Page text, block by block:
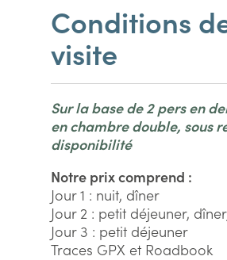
Conditions
visite
Sur la base de 2 pers en
en chambre double, sous
disponibilité
Notre prix comprend :
Jour 1 : nuit, dîner
Jour 2 : petit déjeuner,
Jour 3 : petit déjeuner
Traces GPX et Roadbook